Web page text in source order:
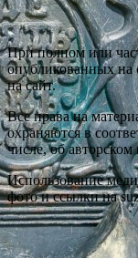
При полном или
опубликованных на
на сайт.
Все права на
охраняются в
числе, об
Использование
фото и ссылки на